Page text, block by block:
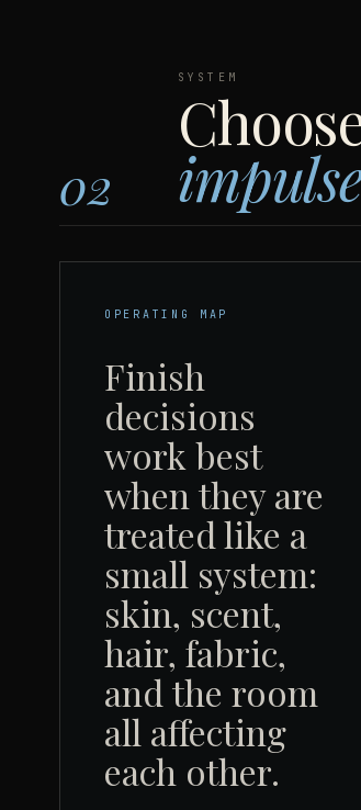
02
SYSTEM
OPERATING MAP
Finish
decisions
work best
when they are
treated like a
small system:
skin, scent,
hair, fabric,
and the room
all affecting
each other.